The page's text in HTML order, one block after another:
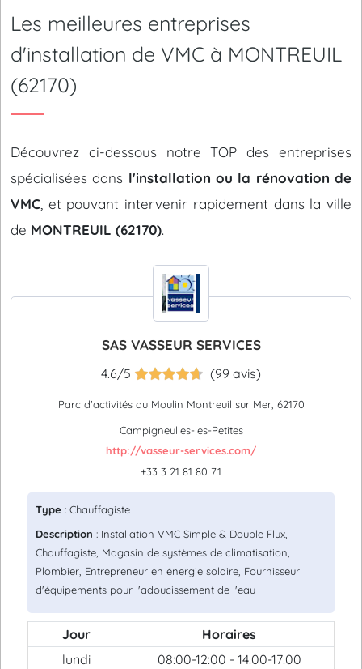
Les meilleures entreprises
d'installation de VMC à MONTREUIL
(62170)
Découvrez ci-dessous notre TOP des entreprises
spécialisées dans l'installation ou la rénovation de
VMC , et pouvant intervenir rapidement dans la ville
de MONTREUIL (62170).
SAS VASSEUR SERVICES
4.6/5 (99 avis)
Parc d'activités du Moulin Montreuil sur Mer, 62170
Campigneulles-les-Petites
http://vasseur-services.com/
+33 3 21 81 80 71
Type : Chauffagiste
Description : Installation VMC Simple & Double Flux,
Chauffagiste, Magasin de systèmes de climatisation,
Plombier, Entrepreneur en énergie solaire, Fournisseur
d'équipements pour l'adoucissement de l'eau
Jour
Horaires
lundi
08:00-12:00 - 14:00-17:00